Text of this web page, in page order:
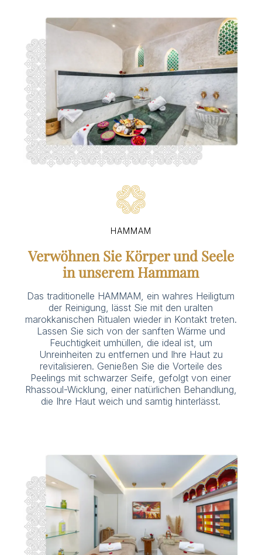
HAMMAM
Verwöhnen Sie Körper und Seele
in unserem Hammam
Das traditionelle HAMMAM, ein wahres Heiligtum
der Reinigung, lässt Sie mit den uralten
marokkanischen Ritualen wieder in Kontakt treten.
Lassen Sie sich von der sanften Wärme und
Feuchtigkeit umhüllen, die ideal ist, um
Unreinheiten zu entfernen und Ihre Haut zu
revitalisieren. Genießen Sie die Vorteile des
Peelings mit schwarzer Seife, gefolgt von einer
Rhassoul-Wicklung, einer natürlichen Behandlung,
die Ihre Haut weich und samtig hinterlässt.